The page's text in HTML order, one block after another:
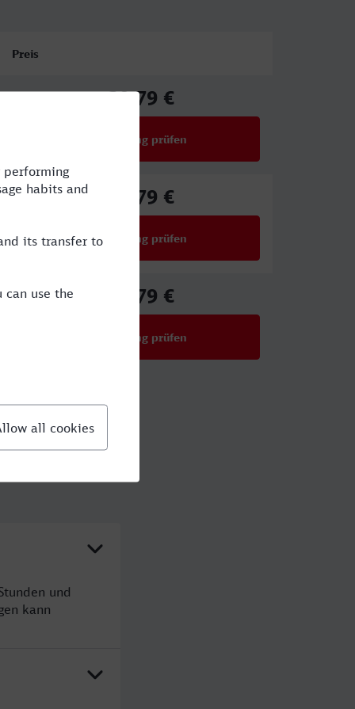
Preis
39,79 €
Verbindung prüfen
39,79 €
Verbindung prüfen
39,79 €
Verbindung prüfen
und
kann